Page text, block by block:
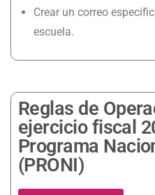
Crear un correo
escuela.
Reglas de
ejercicio fiscal
Programa
(PRONI)